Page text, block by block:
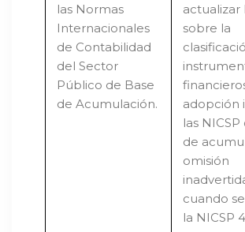
las Normas
Internacionales
de Contabilidad
del Sector
Público de Base
de Acumulación.
actualizar
sobre la
adopción
las
de
omisión
cuando
la NICSP